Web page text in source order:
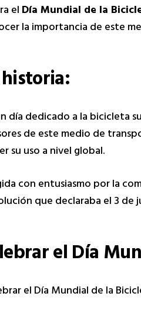
elDía Mundial de la
la importancia de este
día dedicado a la bicicleta
de este medio de
su uso a nivel global.
con entusiasmo por la
que declaraba el 3 de
el Día
el Día Mundial de la